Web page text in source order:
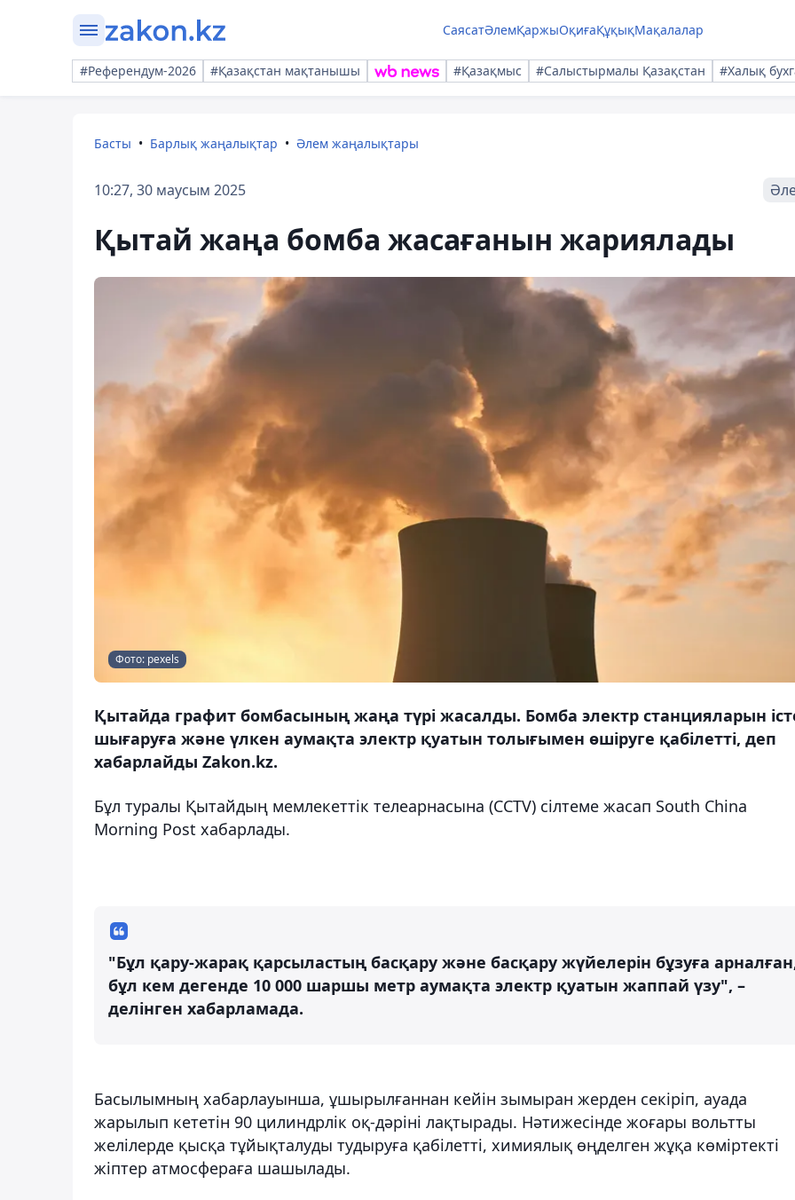
СаясатӘлемҚаржыОқиғаҚұқықМақалалар
#Референдум-2026 #Қазақстан мақтанышы #Қазақмыс #Салыстырмалы Қазақстан #Халық
Басты Барлық жаңалықтар Әлем жаңалықтары
10:27, 30 маусым 2025
Қытай жаңа бомба жасағанын жариялады
Фото: pexels
Қытайда графит бомбасының жаңа түрі жасалды. Бомба электр станцияларын
шығаруға және үлкен аумақта электр қуатын толығымен өшіруге қабілетті, деп
хабарлайды Zakon.kz.
Бұл туралы Қытайдың мемлекеттік телеарнасына (CCTV) сілтеме жасап South China
Morning Post хабарлады.
"Бұл қару-жарақ қарсыластың басқару және басқару жүйелерін бұзуға
бұл кем дегенде 10 000 шаршы метр аумақта электр қуатын жаппай үзу", –
делінген хабарламада.
Басылымның хабарлауынша, ұшырылғаннан кейін зымыран жерден секіріп, ауада
жарылып кететін 90 цилиндрлік оқ-дәріні лақтырады. Нәтижесінде жоғары вольтты
желілерде қысқа тұйықталуды тудыруға қабілетті, химиялық өңделген жұқа көміртекті
жіптер атмосфераға шашылады.